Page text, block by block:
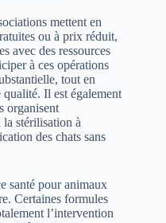
mettent en
ou à prix réduit,
avec des ressources
à ces opérations
tout en
Il est également
organisent
la stérilisation à
des chats sans
santé pour animaux
Certaines formules
l’intervention